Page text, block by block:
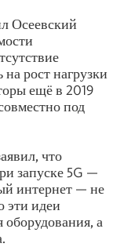
Осеевский
рост нагрузки
ещё в 2019
под
что
запуске 5G —
интернет — не
эти идеи
а